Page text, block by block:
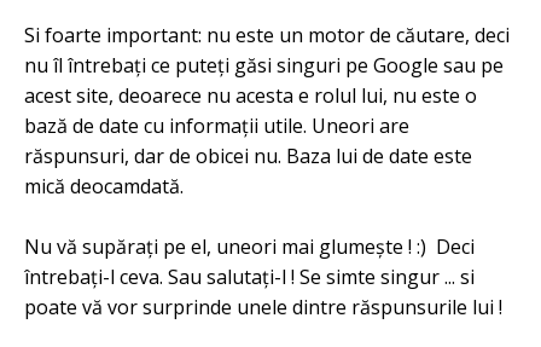
Si foarte important: nu este un motor de căutare, deci
nu îl întrebați ce puteți găsi singuri pe Google sau pe
acest site, deoarece nu acesta e rolul lui, nu este o
bază de date cu informații utile. Uneori are
răspunsuri, dar de obicei nu. Baza lui de date este
mică deocamdată.
Nu vă supărați pe el, uneori mai glumește ! :) Deci
întrebați-l ceva. Sau salutați-l ! Se simte singur ... si
poate vă vor surprinde unele dintre răspunsurile lui !